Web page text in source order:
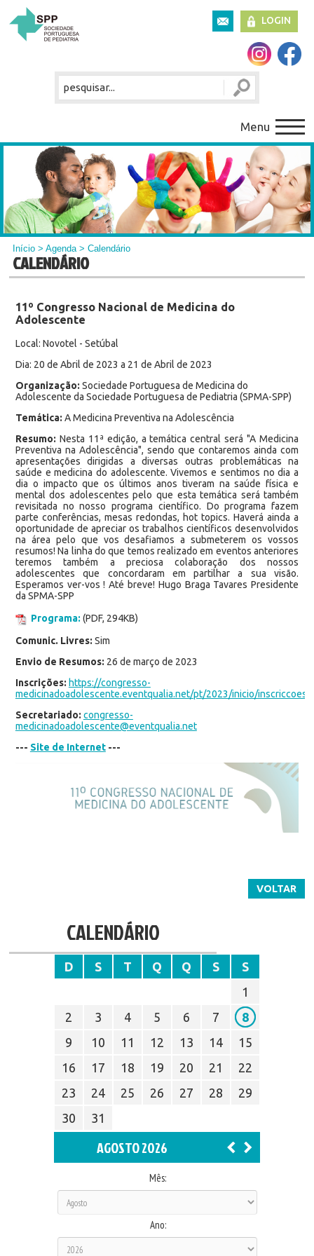
LOGIN
Menu
Início >Agenda> Calendário
CALENDÁRIO
11º Congresso Nacional de Medicina do
Adolescente
Local: Novotel - Setúbal
Dia: 20 de Abril de 2023 a 21 de Abril de 2023
Organização: Sociedade Portuguesa de Medicina do
Adolescente da Sociedade Portuguesa de Pediatria (SPMA-SPP)
Temática: A Medicina Preventiva na Adolescência
Resumo: Nesta 11ª edição, a temática central será "A Medicina
Preventiva na Adolescência", sendo que contaremos ainda com
apresentações dirigidas a diversas outras problemáticas na
saúde e medicina do adolescente. Vivemos e sentimos no dia a
dia o impacto que os últimos anos tiveram na saúde física e
mental dos adolescentes pelo que esta temática será também
revisitada no nosso programa científico. Do programa fazem
parte conferências, mesas redondas, hot topics. Haverá ainda a
oportunidade de apreciar os trabalhos científicos desenvolvidos
na área pelo que vos desafiamos a submeterem os vossos
resumos! Na linha do que temos realizado em eventos anteriores
teremos também a preciosa colaboração dos nossos
adolescentes que concordaram em partilhar a sua visão.
Esperamos ver-vos ! Até breve! Hugo Braga Tavares Presidente
da SPMA-SPP
Programa: (PDF, 294KB)
Comunic. Livres: Sim
Envio de Resumos: 26 de março de 2023
Inscrições: https://congresso-
medicinadoadolescente.eventqualia.net/pt/2023/inicio/inscriccoes/
Secretariado: congresso-
medicinadoadolescente@eventqualia.net
--- Site de Internet---
VOLTAR
CALENDÁRIO
D S T Q Q S
S
1
2
3 4 5 6 7
8
9
10 11 12 13 14
15
16
17 18 19 20 21
22
23
24 25 26 27 28
29
30
31
AGOSTO 2026
Mês:
Ano: